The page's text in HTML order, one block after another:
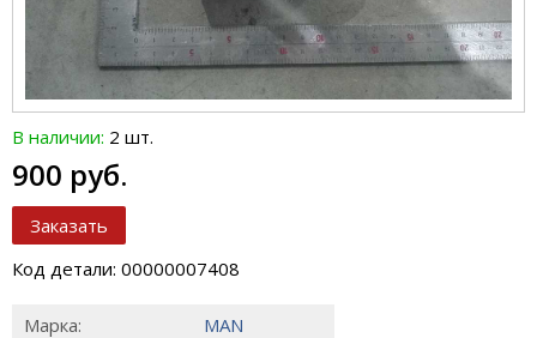
В наличии: 2 шт.
900 руб.
Заказать
Код детали: 00000007408
Марка:
MAN